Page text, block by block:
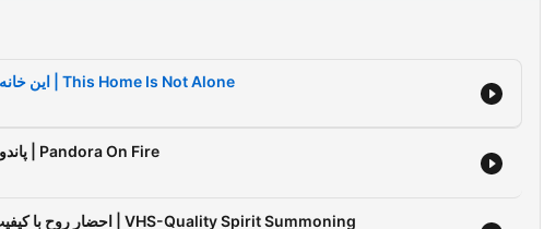
این خانه تنها نیست | This Home Is Not Alone
پاندورا در آتش | Pandora On Fire
احضار روح با کیفیت وی‌اچ‌اس | VHS-Quality Spirit Summoning